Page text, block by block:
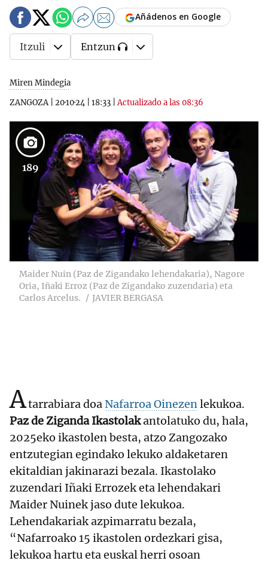
Miren Mindegia
ZANGOZA| 20·10·24 18:33 |Actualizado a las 08:36
Añádenos en Google
Itzuli Entzun
189
Maider Nuin (Paz de Zigandako lehendakaria), Nagore
Oria, Iñaki Erroz (Paz de Zigandako zuzendaria) eta
Carlos Arcelus.
JAVIER BERGASA
Atarrabiara doa Nafarroa Oinezenlekukoa.
Paz de Ziganda Ikastolakantolatuko du, hala,
2025eko ikastolen besta, atzo Zangozako
entzutegian egindako lekuko aldaketaren
ekitaldian jakinarazi bezala. Ikastolako
zuzendari Iñaki Errozek eta lehendakari
Maider Nuinek jaso dute lekukoa.
Lehendakariak azpimarratu bezala,
“Nafarroako 15 ikastolen ordezkari gisa,
lekukoa hartu eta euskal herri osoan